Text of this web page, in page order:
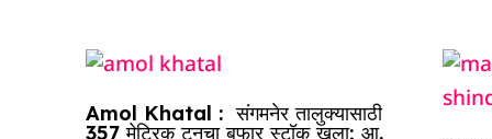
Amol Khatal : संगमनेर तालुक्यासाठी
357 मेट्रिक टनचा बफार स्टॉक खुला; आ.